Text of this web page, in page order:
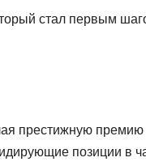
стал первым
престижную
позиции в